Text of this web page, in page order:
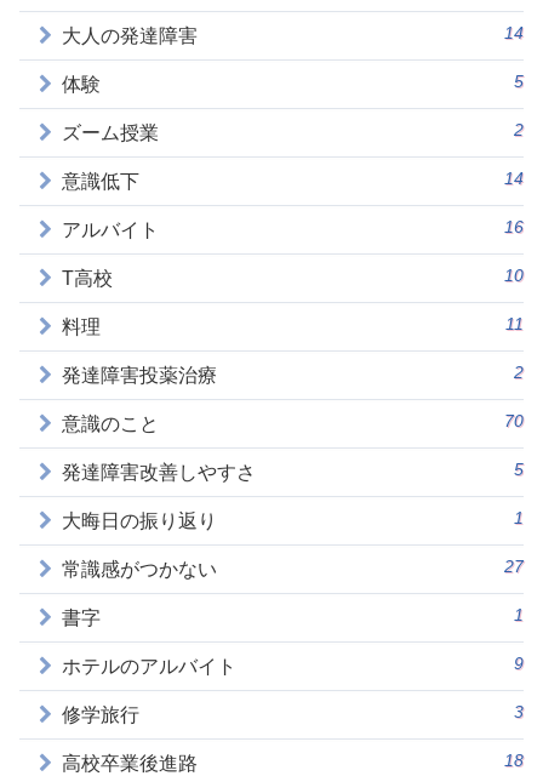
大人の発達障害 14
体験 5
ズーム授業 2
意識低下 14
アルバイト 16
T高校 10
料理 11
発達障害投薬治療 2
意識のこと 70
発達障害改善しやすさ 5
大晦日の振り返り 1
常識感がつかない 27
書字 1
ホテルのアルバイト 9
修学旅行 3
高校卒業後進路 18